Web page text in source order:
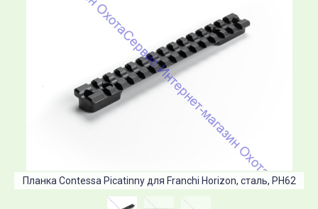
Планка Contessa Picatinny для Franchi Horizon, сталь, PH62